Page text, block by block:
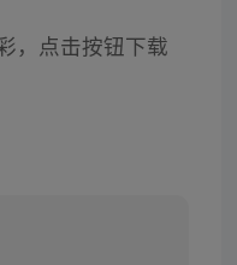
，点击按钮下载